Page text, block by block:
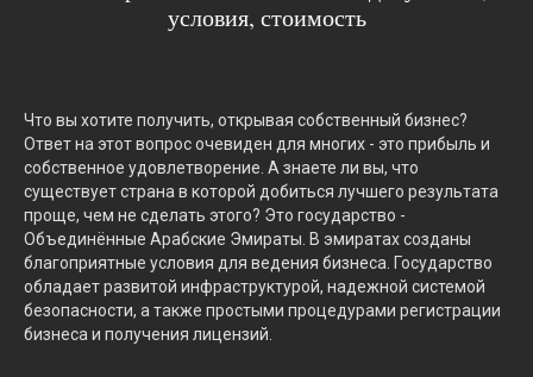
условия, стоимость
Что вы хотите получить, открывая собственный бизнес?
Ответ на этот вопрос очевиден для многих - это прибыль и
собственное удовлетворение. А знаете ли вы, что
существует страна в которой добиться лучшего результата
проще, чем не сделать этого? Это государство -
Объединённые Арабские Эмираты. В эмиратах созданы
благоприятные условия для ведения бизнеса. Государство
обладает развитой инфраструктурой, надежной системой
безопасности, а также простыми процедурами регистрации
бизнеса и получения лицензий.